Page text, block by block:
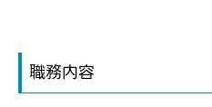
職務内容